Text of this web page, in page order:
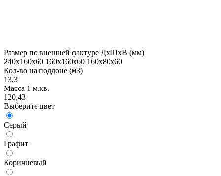
Размер по внешней фактуре ДхШхВ (мм)
240х160х60 160х160х60 160х80х60
Кол-во на поддоне (м3)
13,3
Масса 1 м.кв.
120,43
Выберите цвет
Серый
Графит
Коричневый